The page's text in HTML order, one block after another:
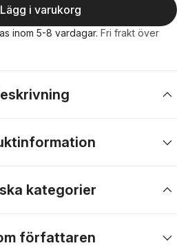
Lägg i varukorg
inom 5-8 vardagar. Fri frakt över
kategorier
författaren